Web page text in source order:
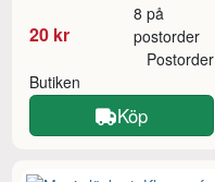
20 kr
8 på
postorder
Butiken
Postorder
Köp